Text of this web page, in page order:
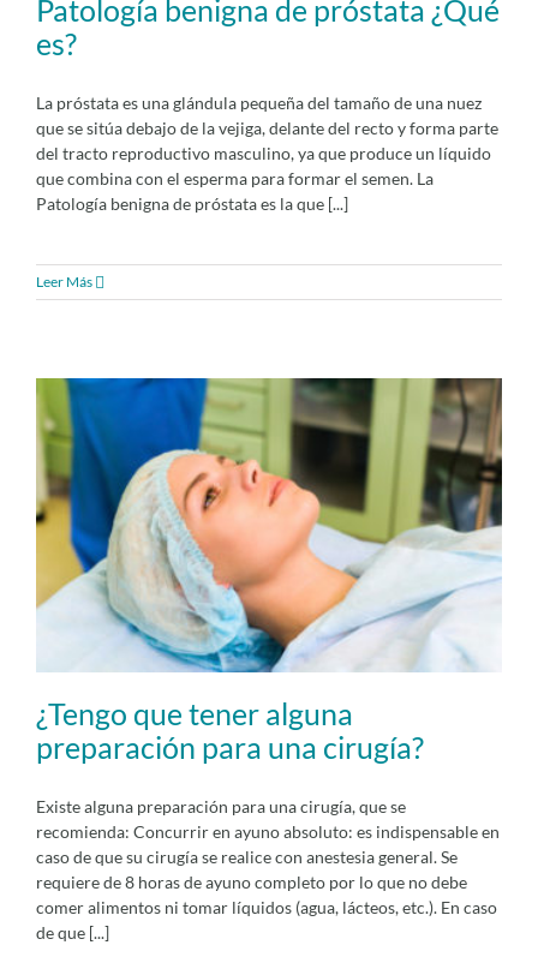
Patología benigna de próstata ¿Qué
es?
La próstata es una glándula pequeña del tamaño de una nuez
que se sitúa debajo de la vejiga, delante del recto y forma parte
del tracto reproductivo masculino, ya que produce un líquido
que combina con el esperma para formar el semen. La
Patología benigna de próstata es la que [...]
Leer Más
¿Tengo que tener alguna
preparación para una cirugía?
Existe alguna preparación para una cirugía, que se
recomienda: Concurrir en ayuno absoluto: es indispensable en
caso de que su cirugía se realice con anestesia general. Se
requiere de 8 horas de ayuno completo por lo que no debe
comer alimentos ni tomar líquidos (agua, lácteos, etc.). En caso
de que [...]